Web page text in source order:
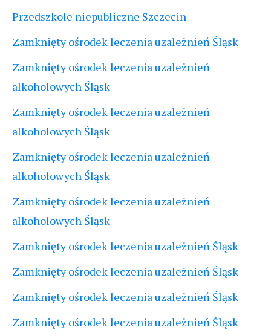
Przedszkole niepubliczne Szczecin
Zamknięty ośrodek leczenia uzależnień Śląsk
Zamknięty ośrodek leczenia uzależnień
alkoholowych Śląsk
Zamknięty ośrodek leczenia uzależnień
alkoholowych Śląsk
Zamknięty ośrodek leczenia uzależnień
alkoholowych Śląsk
Zamknięty ośrodek leczenia uzależnień
alkoholowych Śląsk
Zamknięty ośrodek leczenia uzależnień Śląsk
Zamknięty ośrodek leczenia uzależnień Śląsk
Zamknięty ośrodek leczenia uzależnień Śląsk
Zamknięty ośrodek leczenia uzależnień Śląsk